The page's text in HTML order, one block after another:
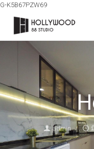
G-K5B67PZW69
admin